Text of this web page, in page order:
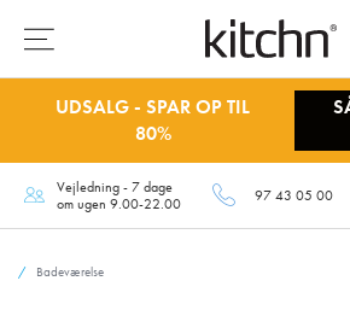
UDSALG - SPAR OP TIL
80%
Vejledning - 7 dage
om ugen 9.00-22.00
97 43 05 00
Badeværelse